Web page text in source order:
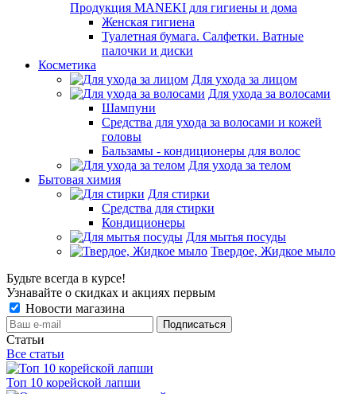
Продукция MANEKI для гигиены и дома
Женская гигиена
Туалетная бумага. Салфетки. Ватные
палочки и диски
Косметика
Для ухода за лицом
Для ухода за волосами
Шампуни
Средства для ухода за волосами и кожей
головы
Бальзамы - кондиционеры для волос
Для ухода за телом
Бытовая химия
Для стирки
Средства для стирки
Кондиционеры
Для мытья посуды
Твердое, Жидкое мыло
Будьте всегда в курсе!
Узнавайте о скидках и акциях первым
Новости магазина
Статьи
Все статьи
Топ 10 корейской лапши